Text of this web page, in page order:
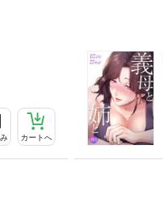
カートへ